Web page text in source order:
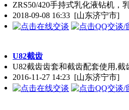
ZRS50/420手持式乳化液钻机
2018-09-08 16:33 [山东济宁市]
U82截齿
U82截齿齿套和截齿配套使用,
2016-11-27 14:23 [山东济宁市]